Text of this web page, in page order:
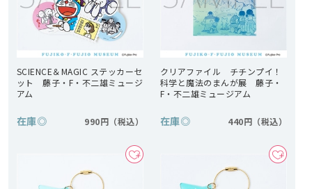
SCIENCE＆MAGIC ステッカーセ
ット 藤子・F・不二雄ミュージ
アム
在庫◎ 990円
クリアファイル チチンプイ！
科学と魔法のまんが展 藤子・
F・不二雄ミュージアム
在庫◎ 440円